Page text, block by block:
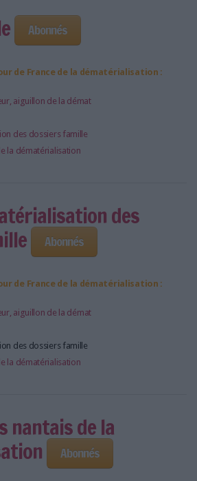
Abonnés
de France de la dématérialisation :
aiguillon de la démat
des dossiers famille
la dématérialisation
des
Abonnés
de France de la dématérialisation :
aiguillon de la démat
des dossiers famille
la dématérialisation
nantais de la
Abonnés